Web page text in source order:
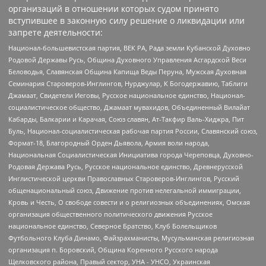
организаций в отношении которых судом принято
вступившее в законную силу решение о ликвидации или
запрете деятельности:
Национал-большевистская партия, ВЕК РА, Рада земли Кубанской Духовно
Родовой Державы Русь, Община Духовного Управления Асгардской Веси
Беловодья, Славянская Община Капища Веды Перуна, Мужская Духовная
Семинария Староверов-Инглингов, Нурджулар, К Богодержавию, Таблиги
Джамаат, Свидетели Иеговы, Русское национальное единство, Национал-
социалистическое общество, Джамаат мувахидов, Объединенный Вилайат
Кабарды, Балкарии и Карачая, Союз славян, Ат-Такфир Валь-Хиджра, Пит
Буль, Национал-социалистическая рабочая партия России, Славянский союз,
Формат-18, Благородный Орден Дьявола, Армия воли народа,
Национальная Социалистическая Инициатива города Череповца, Духовно-
Родовая Держава Русь, Русское национальное единство, Древнерусской
Инглистической церкви Православных Староверов-Инглингов, Русский
общенациональный союз, Движение против нелегальной иммиграции,
Кровь и Честь, О свободе совести и о религиозных объединениях, Омская
организация общественного политического движения Русское
национальное единство, Северное Братство, Клуб Болельщиков
Футбольного Клуба Динамо, Файзрахманисты, Мусульманская религиозная
организация п. Боровский, Община Коренного Русского народа
Щелковского района, Правый сектор, УНА - УНСО, Украинская